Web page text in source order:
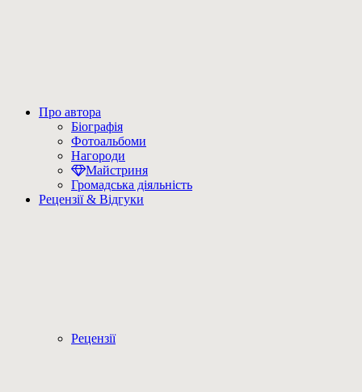
Про автора
Біографія
Фотоальбоми
Нагороди
Майстриня
Громадська діяльність
Рецензії & Відгуки
Рецензії